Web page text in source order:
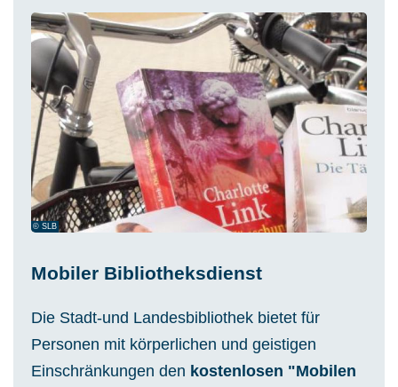
© SLB
Mobiler Bibliotheksdienst
Die Stadt-und Landesbibliothek bietet für
Personen mit körperlichen und geistigen
Einschränkungen den kostenlosen "Mobilen